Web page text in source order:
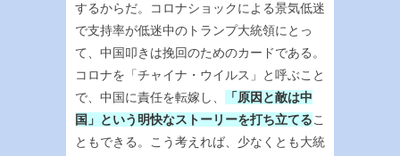
するからだ。コロナショックによる景気低迷
で支持率が低迷中のトランプ大統領にとっ
て、中国叩きは挽回のためのカードである。
コロナを「チャイナ・ウイルス」と呼ぶこと
で、中国に責任を転嫁し、
「原因と敵は中
国」という明快なストーリーを打ち立てるこ
ともできる。こう考えれば、少なくとも大統